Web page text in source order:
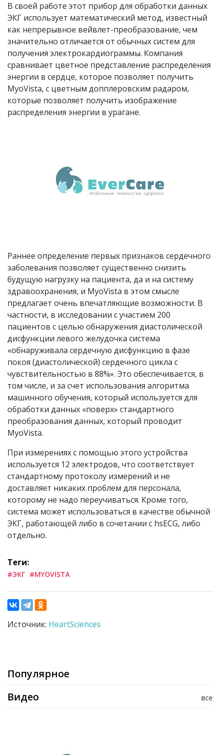
В своей работе этот прибор для обработки данных
ЭКГ использует математический метод, известный
как непрерывное вейвлет-преобразование, чем
значительно отличается от обычных систем для
получения электрокардиограммы. Компания
сравнивает цветное представление распределения
энергии в сердце, которое позволяет получить
MyoVista, с цветным допплеровским радаром,
которые позволяет получить изображение
распределения энергии в урагане.
Раннее определение первых признаков сердечного
заболевания позволяет существенно снизить
будущую нагрузку на пациента, да и на систему
здравоохранения, и MyoVista в этом смысле
предлагает очень впечатляющие возможности. В
частности, в исследовании с участием 200
пациентов с целью обнаружения диастолической
дисфункции левого желудочка система
«обнаруживала сердечную дисфункцию в фазе
покоя (диастолической) сердечного цикла с
чувствительностью в 88%». Это обеспечивается, в
том числе, и за счет использования алгоритма
машинного обучения, который используется для
обработки данных «поверх» стандартного
преобразования данных, который проводит
MyoVista.
При измерениях с помощью этого устройства
используется 12 электродов, что соответствует
стандартному протоколу измерений и не
доставляет никаких проблем для персонала,
которому не надо переучиваться. Кроме того,
система может использоваться в качестве обычной
ЭКГ, работающей либо в сочетании с hsECG, либо
отдельно.
Теги:
#ЭКГ #MYOVISTA
Источник: HeartSciences
Популярное
все
Видео